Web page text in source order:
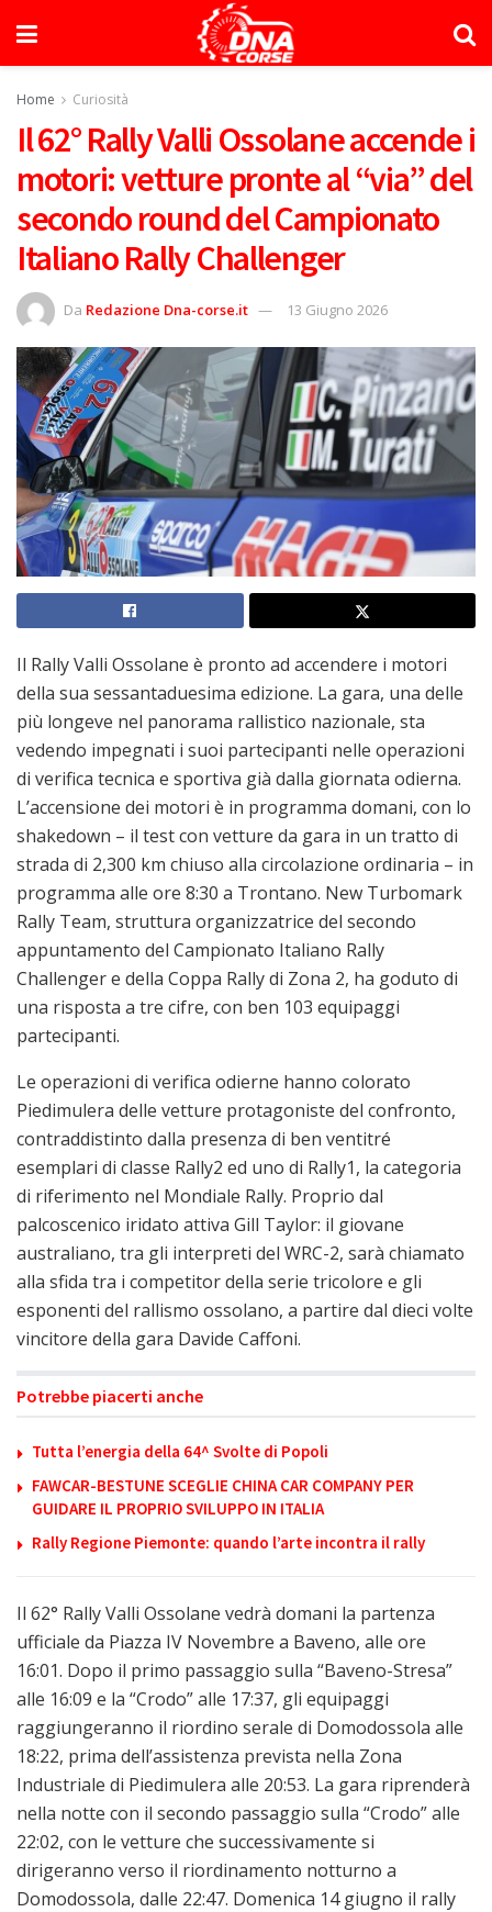
Home Curiosità
Il 62° Rally Valli Ossolane accende i
motori: vetture pronte al “via” del
secondo round del Campionato
Italiano Rally Challenger
Da Redazione Dna-corse.it 13 Giugno 2026
Il Rally Valli Ossolane è pronto ad accendere i motori
della sua sessantaduesima edizione. La gara, una delle
più longeve nel panorama rallistico nazionale, sta
vedendo impegnati i suoi partecipanti nelle operazioni
di verifica tecnica e sportiva già dalla giornata odierna.
L’accensione dei motori è in programma domani, con lo
shakedown – il test con vetture da gara in un tratto di
strada di 2,300 km chiuso alla circolazione ordinaria – in
programma alle ore 8:30 a Trontano. New Turbomark
Rally Team, struttura organizzatrice del secondo
appuntamento del Campionato Italiano Rally
Challenger e della Coppa Rally di Zona 2, ha goduto di
una risposta a tre cifre, con ben 103 equipaggi
partecipanti.
Le operazioni di verifica odierne hanno colorato
Piedimulera delle vetture protagoniste del confronto,
contraddistinto dalla presenza di ben ventitré
esemplari di classe Rally2 ed uno di Rally1, la categoria
di riferimento nel Mondiale Rally. Proprio dal
palcoscenico iridato attiva Gill Taylor: il giovane
australiano, tra gli interpreti del WRC-2, sarà chiamato
alla sfida tra i competitor della serie tricolore e gli
esponenti del rallismo ossolano, a partire dal dieci volte
vincitore della gara Davide Caffoni.
Potrebbe piacerti anche
Tutta l’energia della 64^ Svolte di Popoli
FAWCAR-BESTUNE SCEGLIE CHINA CAR COMPANY PER
GUIDARE IL PROPRIO SVILUPPO IN ITALIA
Rally Regione Piemonte: quando l’arte incontra il rally
Il 62° Rally Valli Ossolane vedrà domani la partenza
ufficiale da Piazza IV Novembre a Baveno, alle ore
16:01. Dopo il primo passaggio sulla “Baveno-Stresa”
alle 16:09 e la “Crodo” alle 17:37, gli equipaggi
raggiungeranno il riordino serale di Domodossola alle
18:22, prima dell’assistenza prevista nella Zona
Industriale di Piedimulera alle 20:53. La gara riprenderà
nella notte con il secondo passaggio sulla “Crodo” alle
22:02, con le vetture che successivamente si
dirigeranno verso il riordinamento notturno a
Domodossola, dalle 22:47. Domenica 14 giugno il rally